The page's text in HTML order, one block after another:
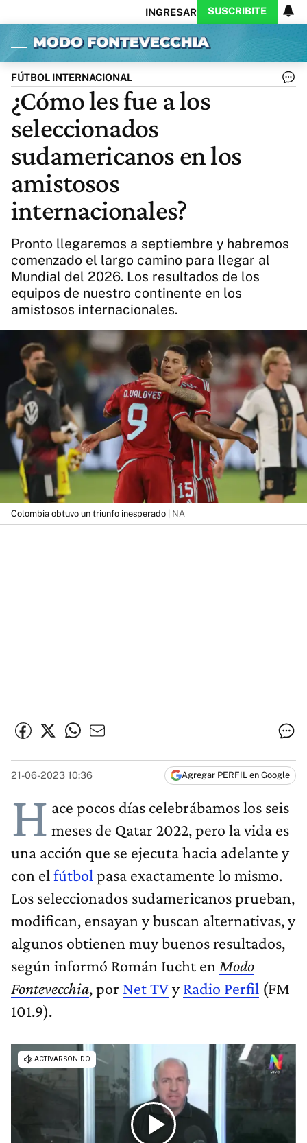
INGRESAR SUSCRIBITE
Inicio Ahora
Opinión
Política
Ciencia
Protagonistas
Cultura
Arte
Educación
Internacional
Clima
CARAS
Exitoina
Videos
Córdoba
Reperfilar
Business
Noticias
Exitoina
Gaming
Diario del Juicio
Actualidad
FÚTBOL INTERNACIONAL
¿Cómo les fue a los
seleccionados
sudamericanos en los
amistosos
internacionales?
Pronto llegaremos a septiembre y habremos
comenzado el largo camino para llegar al
Mundial del 2026. Los resultados de los
equipos de nuestro continente en los
amistosos internacionales.
Colombia obtuvo un triunfo inesperado | NA
21-06-2023 10:36 Agregar PERFIL en Google
H ace pocos días celebrábamos los seis
meses de Qatar 2022, pero la vida es
una acción que se ejecuta hacia adelante y
con el fútbol pasa exactamente lo mismo.
Los seleccionados sudamericanos prueban,
modifican, ensayan y buscan alternativas, y
algunos obtienen muy buenos resultados,
según informó Román Iucht en Modo
Fontevecchia, por Net TVyRadio Perfil (FM
101.9).